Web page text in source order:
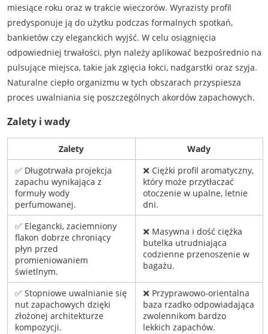
miesiące roku oraz w trakcie wieczorów. Wyrazisty profil
predysponuje ją do użytku podczas formalnych spotkań,
bankietów czy eleganckich wyjść. W celu osiągnięcia
odpowiedniej trwałości, płyn należy aplikować bezpośrednio na
pulsujące miejsca, takie jak zgięcia łokci, nadgarstki oraz szyja.
Naturalne ciepło organizmu w tych obszarach przyspiesza
proces uwalniania się poszczególnych akordów zapachowych.
Zalety i wady
Zalety
Wady
✅ Długotrwała projekcja
zapachu wynikająca z
formuły wody
perfumowanej.
❌ Ciężki profil aromatyczny,
który może przytłaczać
otoczenie w upalne, letnie
dni.
✅ Elegancki, zaciemniony
flakon dobrze chroniący
płyn przed
promieniowaniem
świetlnym.
❌ Masywna i dość ciężka
butelka utrudniająca
codzienne przenoszenie w
bagażu.
✅ Stopniowe uwalnianie się
nut zapachowych dzięki
złożonej architekturze
kompozycji.
❌ Przyprawowo-orientalna
baza rzadko odpowiadająca
zwolennikom bardzo
lekkich zapachów.